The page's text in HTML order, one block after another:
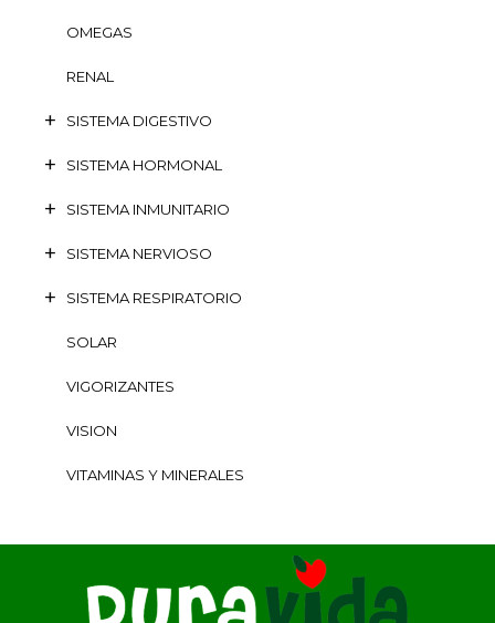
OMEGAS
RENAL
SISTEMA DIGESTIVO
SISTEMA HORMONAL
SISTEMA INMUNITARIO
SISTEMA NERVIOSO
SISTEMA RESPIRATORIO
SOLAR
VIGORIZANTES
VISION
VITAMINAS Y MINERALES